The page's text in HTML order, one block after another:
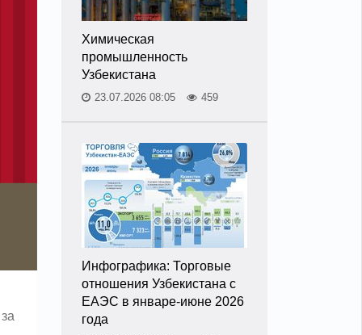
Химическая
промышленность
Узбекистана
23.07.2026 08:05 459
Инфографика: Торговые
отношения Узбекистана с
ЕАЭС в январе-июне 2026
года